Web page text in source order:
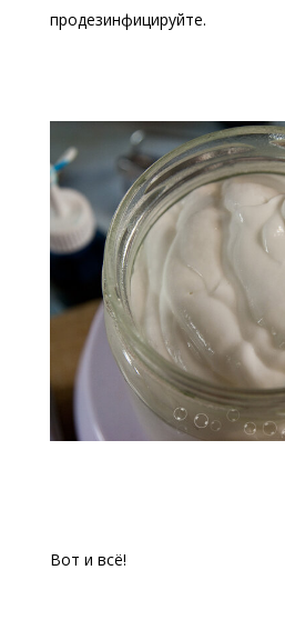
продезинфицируйте.
Вот и всё!